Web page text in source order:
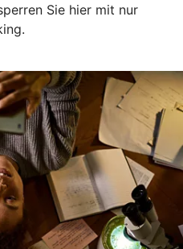
Sie hier mit nur